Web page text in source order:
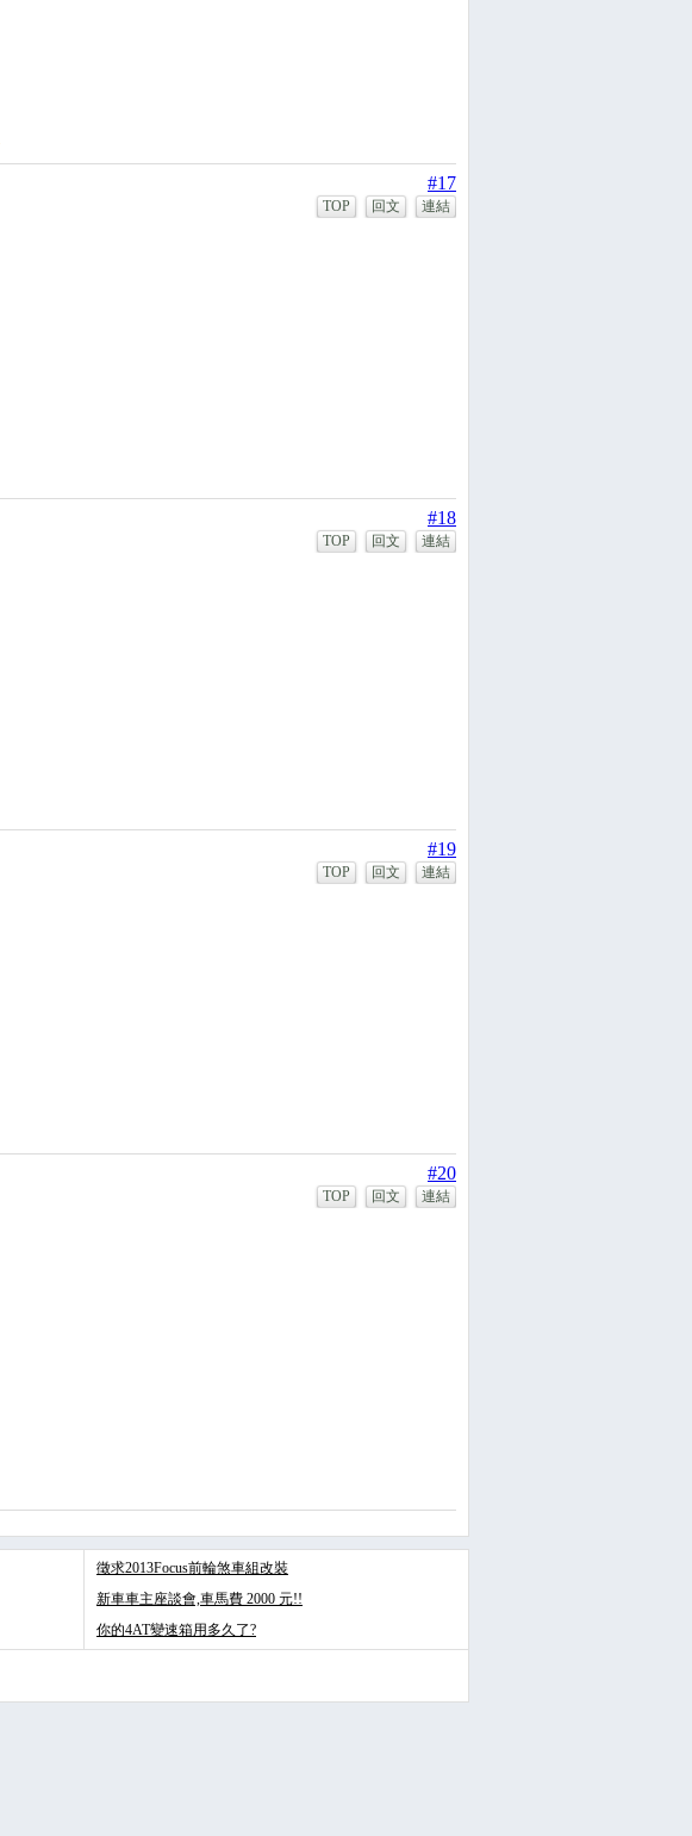
#17
TOP 回文 連結
#18
TOP 回文 連結
#19
TOP 回文 連結
#20
TOP 回文 連結
徵求2013Focus前輪煞車組改裝
新車車主座談會,車馬費 2000 元!!
你的4AT變速箱用多久了?